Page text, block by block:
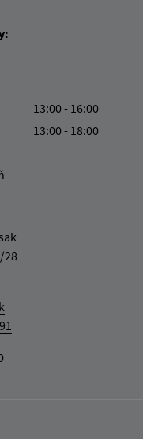
13:00 - 16:00
13:00 - 18:00
28